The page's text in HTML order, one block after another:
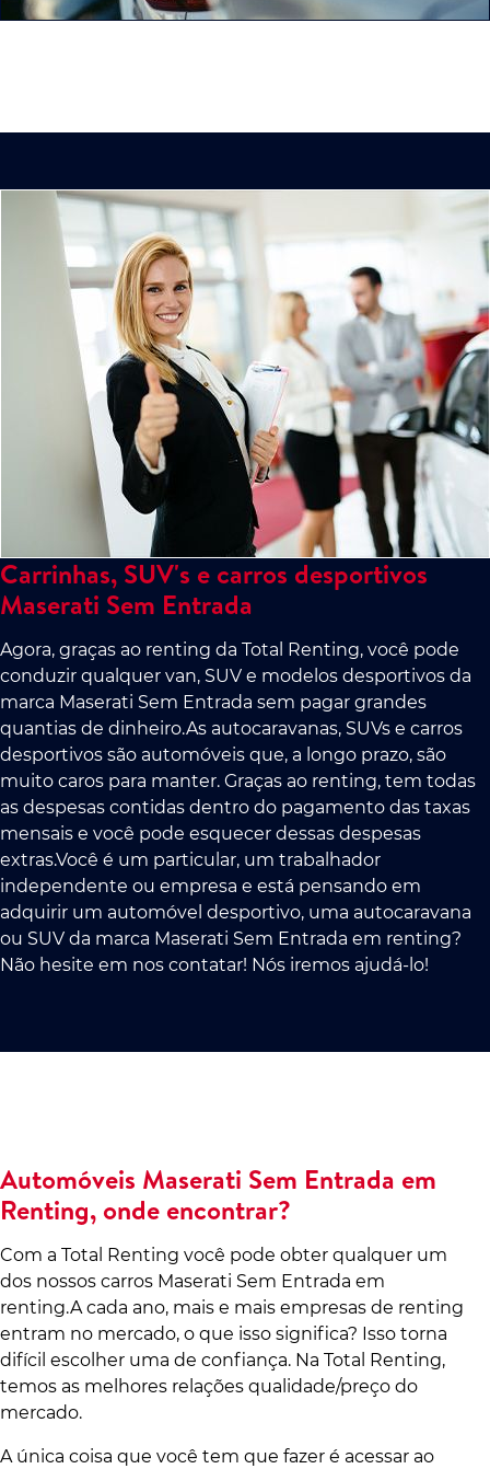
Carrinhas, SUV's e carros desportivos
Maserati Sem Entrada
Agora, graças ao renting da Total Renting, você pode
conduzir qualquer van, SUV e modelos desportivos da
marca Maserati Sem Entrada sem pagar grandes
quantias de dinheiro.As autocaravanas, SUVs e carros
desportivos são automóveis que, a longo prazo, são
muito caros para manter. Graças ao renting, tem todas
as despesas contidas dentro do pagamento das taxas
mensais e você pode esquecer dessas despesas
extras.Você é um particular, um trabalhador
independente ou empresa e está pensando em
adquirir um automóvel desportivo, uma autocaravana
ou SUV da marca Maserati Sem Entrada em renting?
Não hesite em nos contatar! Nós iremos ajudá-lo!
Automóveis Maserati Sem Entrada em
Renting, onde encontrar?
Com a Total Renting você pode obter qualquer um
dos nossos carros Maserati Sem Entrada em
renting.A cada ano, mais e mais empresas de renting
entram no mercado, o que isso significa? Isso torna
difícil escolher uma de confiança. Na Total Renting,
temos as melhores relações qualidade/preço do
mercado.
A única coisa que você tem que fazer é acessar ao